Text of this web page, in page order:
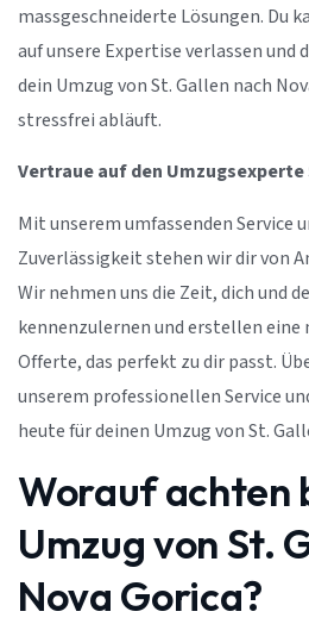
massgeschneiderte Lösungen. Du
auf unsere Expertise verlassen und
dein Umzug von St. Gallen nach
stressfrei abläuft.
Vertraue auf den Umzugsexperte
Mit unserem umfassenden Service
Zuverlässigkeit stehen wir dir von
Wir nehmen uns die Zeit, dich und
kennenzulernen und erstellen eine
Offerte, das perfekt zu dir passt.
unserem professionellen Service
heute für deinen Umzug von St.
Worauf achten
Umzug von St.
Nova Gorica?